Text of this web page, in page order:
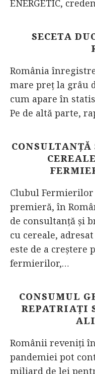
ENERGETIC,
SECETA
România
mare preț la grâu
cum apare în
Pe de altă parte,
Clubul Fermierilor
premieră, în
de consultanţă şi
cu cereale,
este de a creştere
fermierilor,…
CONSUMUL
REPATRIAȚI
Românii reveniţi
pandemiei pot
miliard de lei